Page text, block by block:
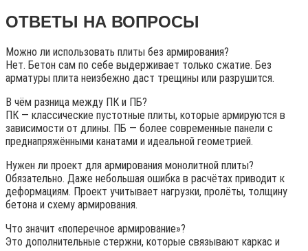
ОТВЕТЫ НА ВОПРОСЫ
Можно ли использовать плиты без армирования?
Нет. Бетон сам по себе выдерживает только сжатие. Без
арматуры плита неизбежно даст трещины или разрушится.
В чём разница между ПК и ПБ?
ПК — классические пустотные плиты, которые армируются в
зависимости от длины. ПБ — более современные панели с
преднапряжёнными канатами и идеальной геометрией.
Нужен ли проект для армирования монолитной плиты?
Обязательно. Даже небольшая ошибка в расчётах приводит к
деформациям. Проект учитывает нагрузки, пролёты, толщину
бетона и схему армирования.
Что значит «поперечное армирование»?
Это дополнительные стержни, которые связывают каркас и